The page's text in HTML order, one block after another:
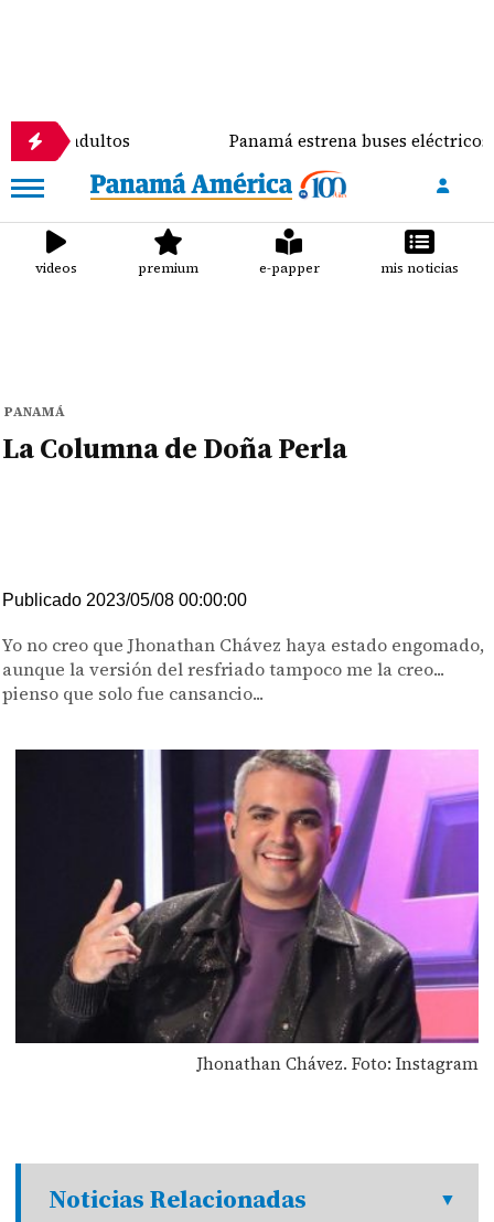
adultos Panamá estrena buses eléctricos
videos premium e-papper mis noticias
PANAMÁ
La Columna de Doña Perla
Publicado 2023/05/08 00:00:00
Yo no creo que Jhonathan Chávez haya estado engomado,
aunque la versión del resfriado tampoco me la creo...
pienso que solo fue cansancio...
Jhonathan Chávez. Foto: Instagram
Noticias Relacionadas